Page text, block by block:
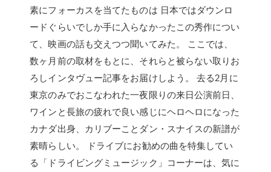
素にフォーカスを当てたものは 日本ではダウンロ
ードぐらいでしか手に入らなかったこの秀作につい
て、映画の話も交えつつ聞いてみた。 ここでは、
数ヶ月前の取材をもとに、それらと被らない取りお
ろしインタヴュー記事をお届けしよう。 去る2月に
東京のみでおこなわれた一夜限りの来日公演前日、
ワインと長旅の疲れで良い感じにヘロヘロになった
カナダ出身、カリブーことダン・スナイスの新譜が
素晴らしい。 ドライブにお勧めの曲を特集してい
る「ドライビングミュージック」コーナーは、気に